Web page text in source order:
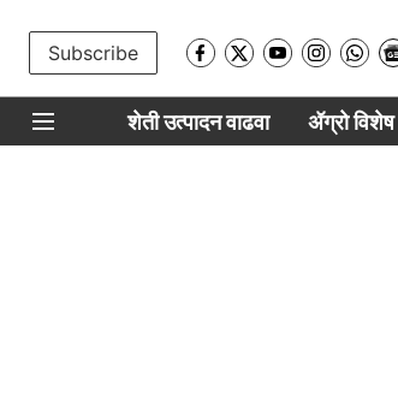
Subscribe
शेती उत्पादन वाढवा ॲग्रो विशेष